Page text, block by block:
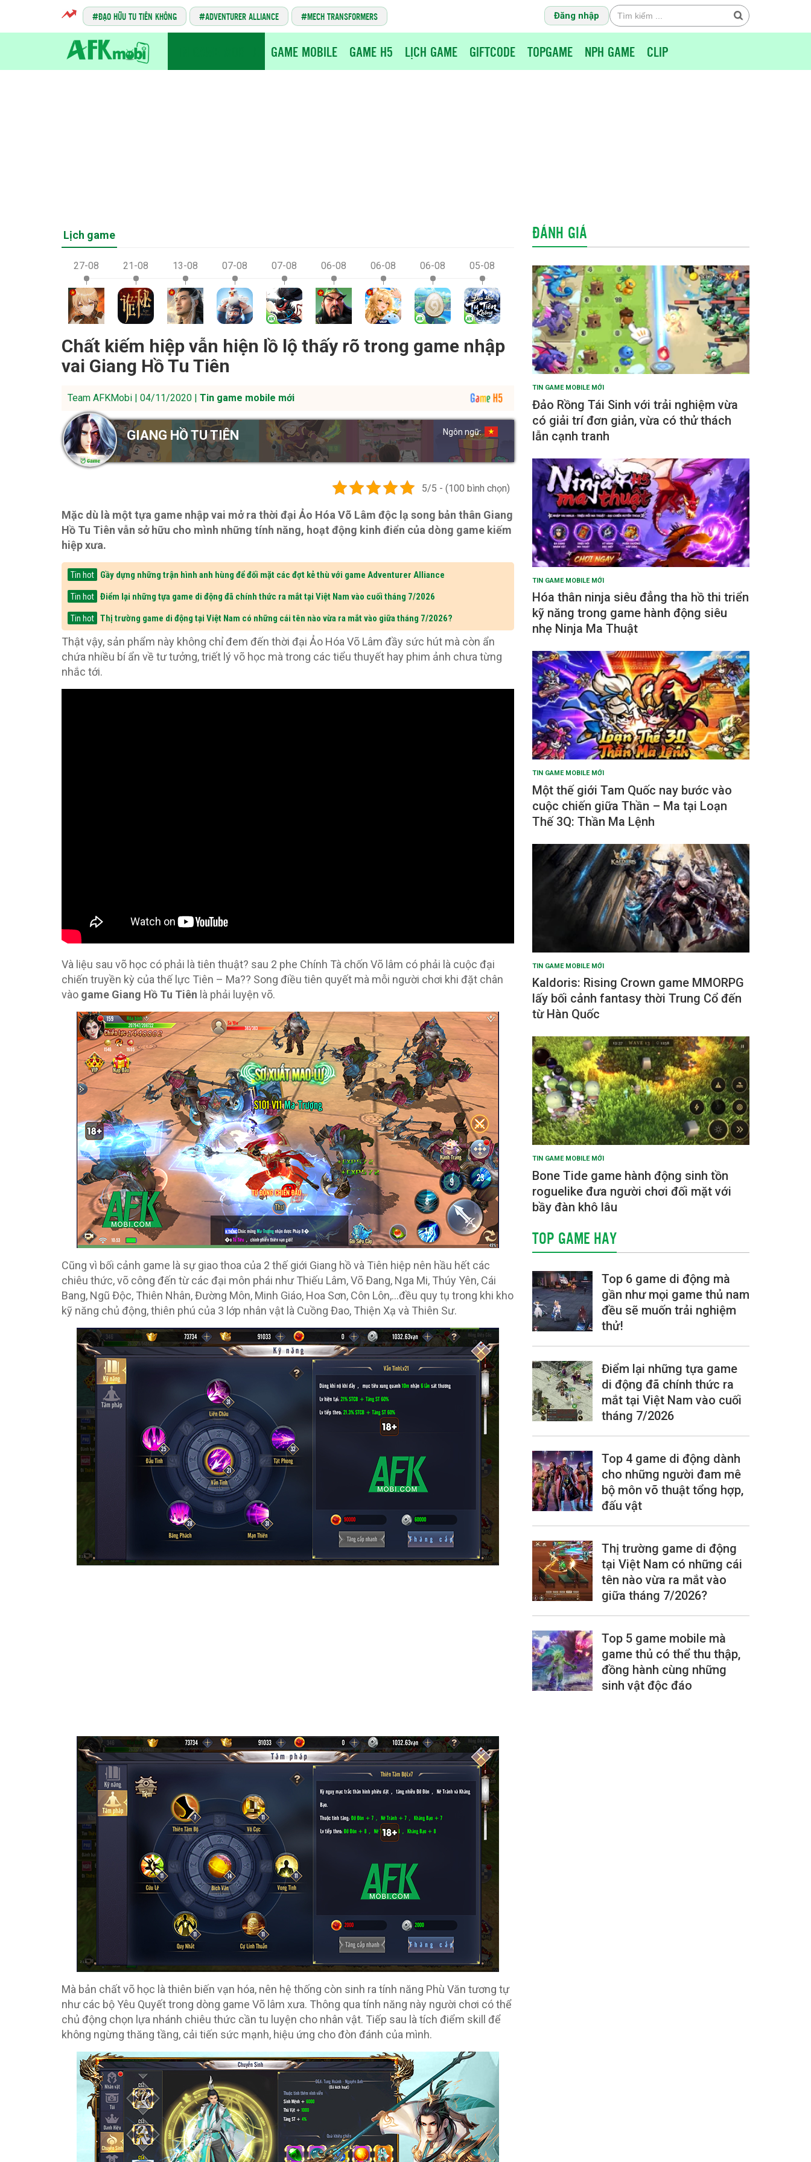
ĐẠO HỮU TU TIÊN KHÔNG ADVENTURER ALLIANCE MECH TRANSFORMERS Đăng nhập
GAME MOBILE GAME H5 LỊCH GAME GIFTCODE TOPGAME NPH GAME CLIP
Lịch game
27-08 21-08 13-08 07-08 07-08 06-08 06-08 06-08 05-08
Chất kiếm hiệp vẫn hiện lồ lộ thấy rõ trong game nhập
vai Giang Hồ Tu Tiên
Team AFKMobi | 04/11/2020 | Tin game mobile mới
GIANG HỒ TU TIÊN Ngôn ngữ:
5/5 - (100 bình chọn)
Mặc dù là một tựa game nhập vai mở ra thời đại Ảo Hóa Võ Lâm độc lạ song bản thân Giang
Hồ Tu Tiên vẫn sở hữu cho mình những tính năng, hoạt động kinh điển của dòng game kiếm
hiệp xưa.
Tin hot Gầy dựng những trận hình anh hùng để đối mặt các đợt kẻ thù với game Adventurer Alliance
Tin hot Điểm lại những tựa game di động đã chính thức ra mắt tại Việt Nam vào cuối tháng 7/2026
Tin hot Thị trường game di động tại Việt Nam có những cái tên nào vừa ra mắt vào giữa tháng 7/2026?
Thật vậy, sản phẩm này không chỉ đem đến thời đại Ảo Hóa Võ Lâm đầy sức hút mà còn ẩn
chứa nhiều bí ẩn về tư tưởng, triết lý võ học mà trong các tiểu thuyết hay phim ảnh chưa từng
nhắc tới.
Và liệu sau võ học có phải là tiên thuật? sau 2 phe Chính Tà chốn Võ lâm có phải là cuộc đại
chiến truyền kỳ của thế lực Tiên – Ma?? Song điều tiên quyết mà mỗi người chơi khi đặt chân
vào game Giang Hồ Tu Tiên là phải luyện võ.
Cũng vì bối cảnh game là sự giao thoa của 2 thế giới Giang hồ và Tiên hiệp nên hầu hết các
chiêu thức, võ công đến từ các đại môn phái như Thiếu Lâm, Võ Đang, Nga Mi, Thúy Yên, Cái
Bang, Ngũ Độc, Thiên Nhân, Đường Môn, Minh Giáo, Hoa Sơn, Côn Lôn,…đều quy tụ trong khi kho
kỹ năng chủ động, thiên phú của 3 lớp nhân vật là Cuồng Đao, Thiện Xạ và Thiên Sư.
Mà bản chất võ học là thiên biến vạn hóa, nên hệ thống còn sinh ra tính năng Phù Văn tương tự
như các bộ Yêu Quyết trong dòng game Võ lâm xưa. Thông qua tính năng này người chơi có thể
chủ động chọn lựa nhánh chiêu thức cần tu luyện cho nhân vật. Tiếp sau là tích điểm skill để
không ngừng thăng tầng, cải tiến sức mạnh, hiệu ứng cho đòn đánh của mình.
ĐÁNH GIÁ
TIN GAME MOBILE MỚI
Đảo Rồng Tái Sinh với trải nghiệm vừa
có giải trí đơn giản, vừa có thử thách
lẫn cạnh tranh
TIN GAME MOBILE MỚI
Hóa thân ninja siêu đẳng tha hồ thi triển
kỹ năng trong game hành động siêu
nhẹ Ninja Ma Thuật
TIN GAME MOBILE MỚI
Một thế giới Tam Quốc nay bước vào
cuộc chiến giữa Thần – Ma tại Loạn
Thế 3Q: Thần Ma Lệnh
TIN GAME MOBILE MỚI
Kaldoris: Rising Crown game MMORPG
lấy bối cảnh fantasy thời Trung Cổ đến
từ Hàn Quốc
TIN GAME MOBILE MỚI
Bone Tide game hành động sinh tồn
roguelike đưa người chơi đối mặt với
bầy đàn khô lâu
TOP GAME HAY
Top 6 game di động mà
gần như mọi game thủ nam
đều sẽ muốn trải nghiệm
thử!
Điểm lại những tựa game
di động đã chính thức ra
mắt tại Việt Nam vào cuối
tháng 7/2026
Top 4 game di động dành
cho những người đam mê
bộ môn võ thuật tổng hợp,
đấu vật
Thị trường game di động
tại Việt Nam có những cái
tên nào vừa ra mắt vào
giữa tháng 7/2026?
Top 5 game mobile mà
game thủ có thể thu thập,
đồng hành cùng những
sinh vật độc đáo